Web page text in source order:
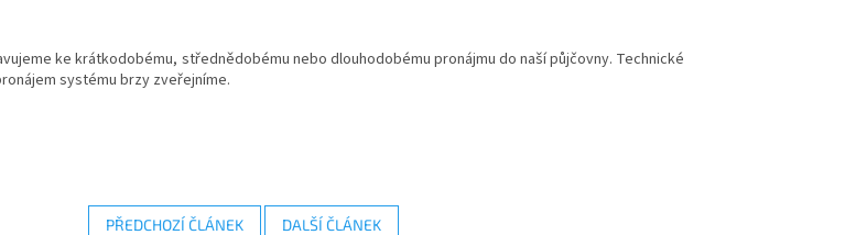
ke krátkodobému, střednědobému nebo dlouhodobému pronájmu do naší půjčovny. Technické
systému brzy zveřejníme.
PŘEDCHOZÍ ČLÁNEK DALŠÍ ČLÁNEK